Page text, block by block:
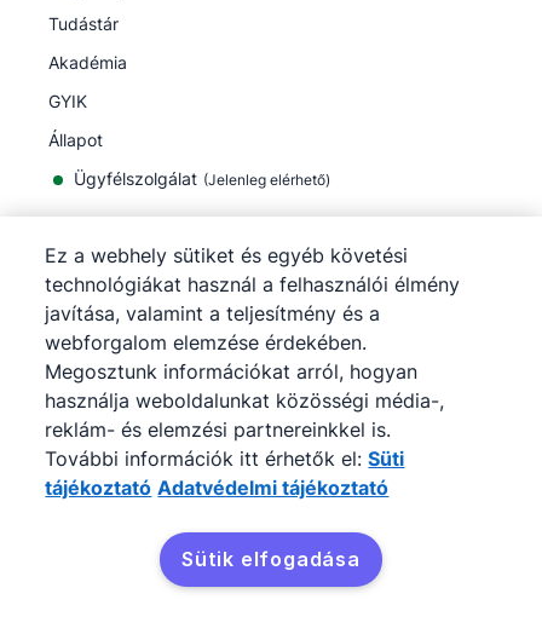
Tudástár
Akadémia
GYIK
Állapot
Ügyfélszolgálat (Jelenleg elérhető)
Company
Rólunk
Álláslehetőségek
Blog
Sajtószoba
Feliratkozás a hírlevelünkre
Bizalmi központ
Ez a webhely sütiket és egyéb követési
technológiákat használ a felhasználói élmény
javítása, valamint a teljesítmény és a
webforgalom elemzése érdekében.
Megosztunk információkat arról, hogyan
használja weboldalunkat közösségi média-,
reklám- és elemzési partnereinkkel is.
További információk itt érhetők el: Süti
tájékoztató Adatvédelmi tájékoztató
Sütik elfogadása